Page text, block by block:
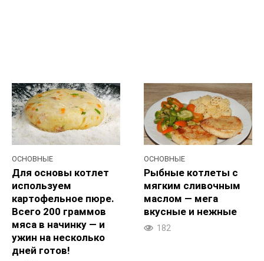
ОСНОВНЫЕ
Для основы котлет
используем
картофельное пюре.
Всего 200 граммов
мяса в начинку — и
ужин на несколько
дней готов!
ОСНОВНЫЕ
Рыбные котлеты с
мягким сливочным
маслом — мега
вкусные и нежные
182